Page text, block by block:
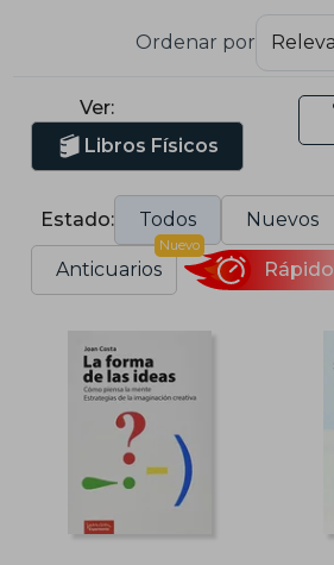
Ordenar por
Ver:
Libros Físicos
Estado: Todos Nuevos
Anticuarios
Nuevo
Rápido